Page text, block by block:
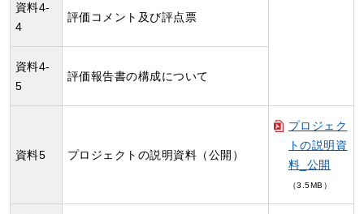
資料4-
4
評価コメント及び評点票
資料4-
5
評価報告書の構成について
資料5 プロジェクトの説明資料（公開）
プロジェク
トの説明資
料_公開
（3.5MB）